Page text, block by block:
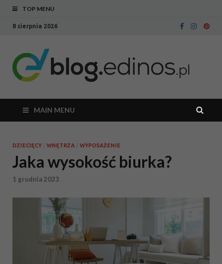
TOP MENU
8 sierpnia 2026
Edinos
MAIN MENU
DZIECIĘCY / WNĘTRZA / WYPOSAŻENIE
Jaka wysokość biurka?
1 grudnia 2023